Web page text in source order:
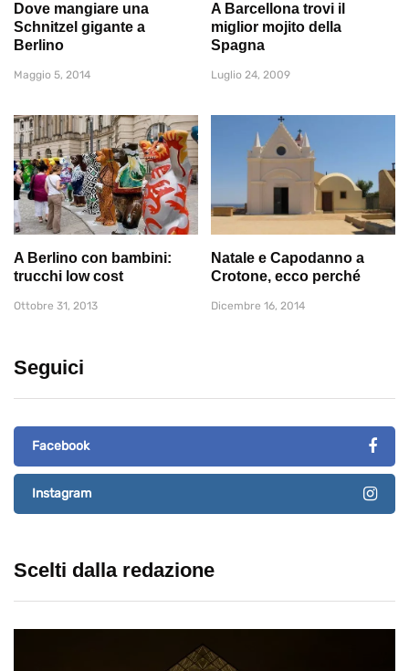
Dove mangiare una
Schnitzel gigante a
Berlino
Maggio 5, 2014
A Barcellona trovi il
miglior mojito della
Spagna
Luglio 24, 2009
A Berlino con bambini:
trucchi low cost
Ottobre 31, 2013
Natale e Capodanno a
Crotone, ecco perché
Dicembre 16, 2014
Seguici
Facebook
Instagram
Scelti dalla redazione